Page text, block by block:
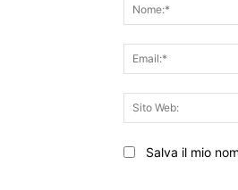
Salva il mio